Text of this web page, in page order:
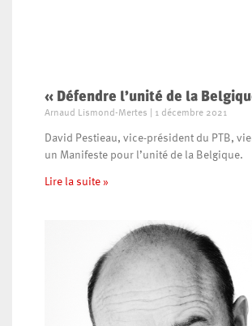
« Défendre l’unité de la
Arnaud Lismond-Mertes 1 décembre 2021
David Pestieau, vice-président du PTB,
un Manifeste pour l’unité de la Belgique.
Lire la suite »